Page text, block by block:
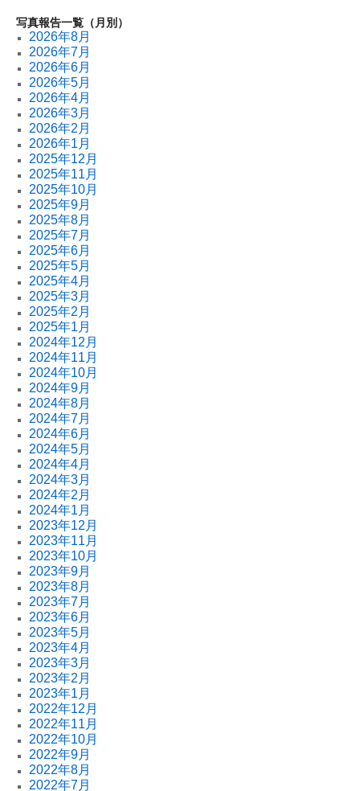
写真報告一覧（月別）
2026年8月
2026年7月
2026年6月
2026年5月
2026年4月
2026年3月
2026年2月
2026年1月
2025年12月
2025年11月
2025年10月
2025年9月
2025年8月
2025年7月
2025年6月
2025年5月
2025年4月
2025年3月
2025年2月
2025年1月
2024年12月
2024年11月
2024年10月
2024年9月
2024年8月
2024年7月
2024年6月
2024年5月
2024年4月
2024年3月
2024年2月
2024年1月
2023年12月
2023年11月
2023年10月
2023年9月
2023年8月
2023年7月
2023年6月
2023年5月
2023年4月
2023年3月
2023年2月
2023年1月
2022年12月
2022年11月
2022年10月
2022年9月
2022年8月
2022年7月